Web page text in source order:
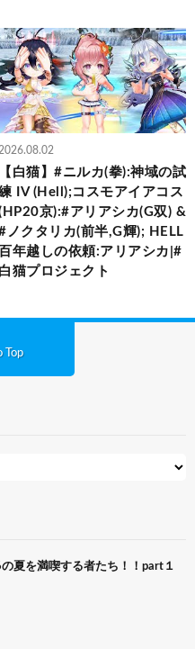
2026.08.02
【白猫】#ニルカ(拳):神域の試
IV (Hell);コスモアイアコス
京):#アリアシカ(G双) &
ノクタリカ(前半,G輝); HELL
百年越しの依頼:アリアシカ|#
白猫プロジェクト
Top
夏を満喫する者たち！！part１